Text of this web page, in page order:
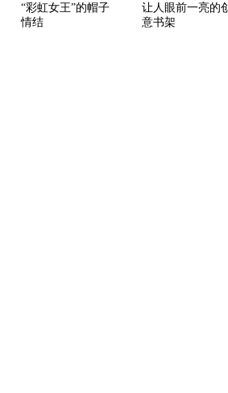
“彩虹女王”的帽子
情结
让人眼前一亮的
意书架